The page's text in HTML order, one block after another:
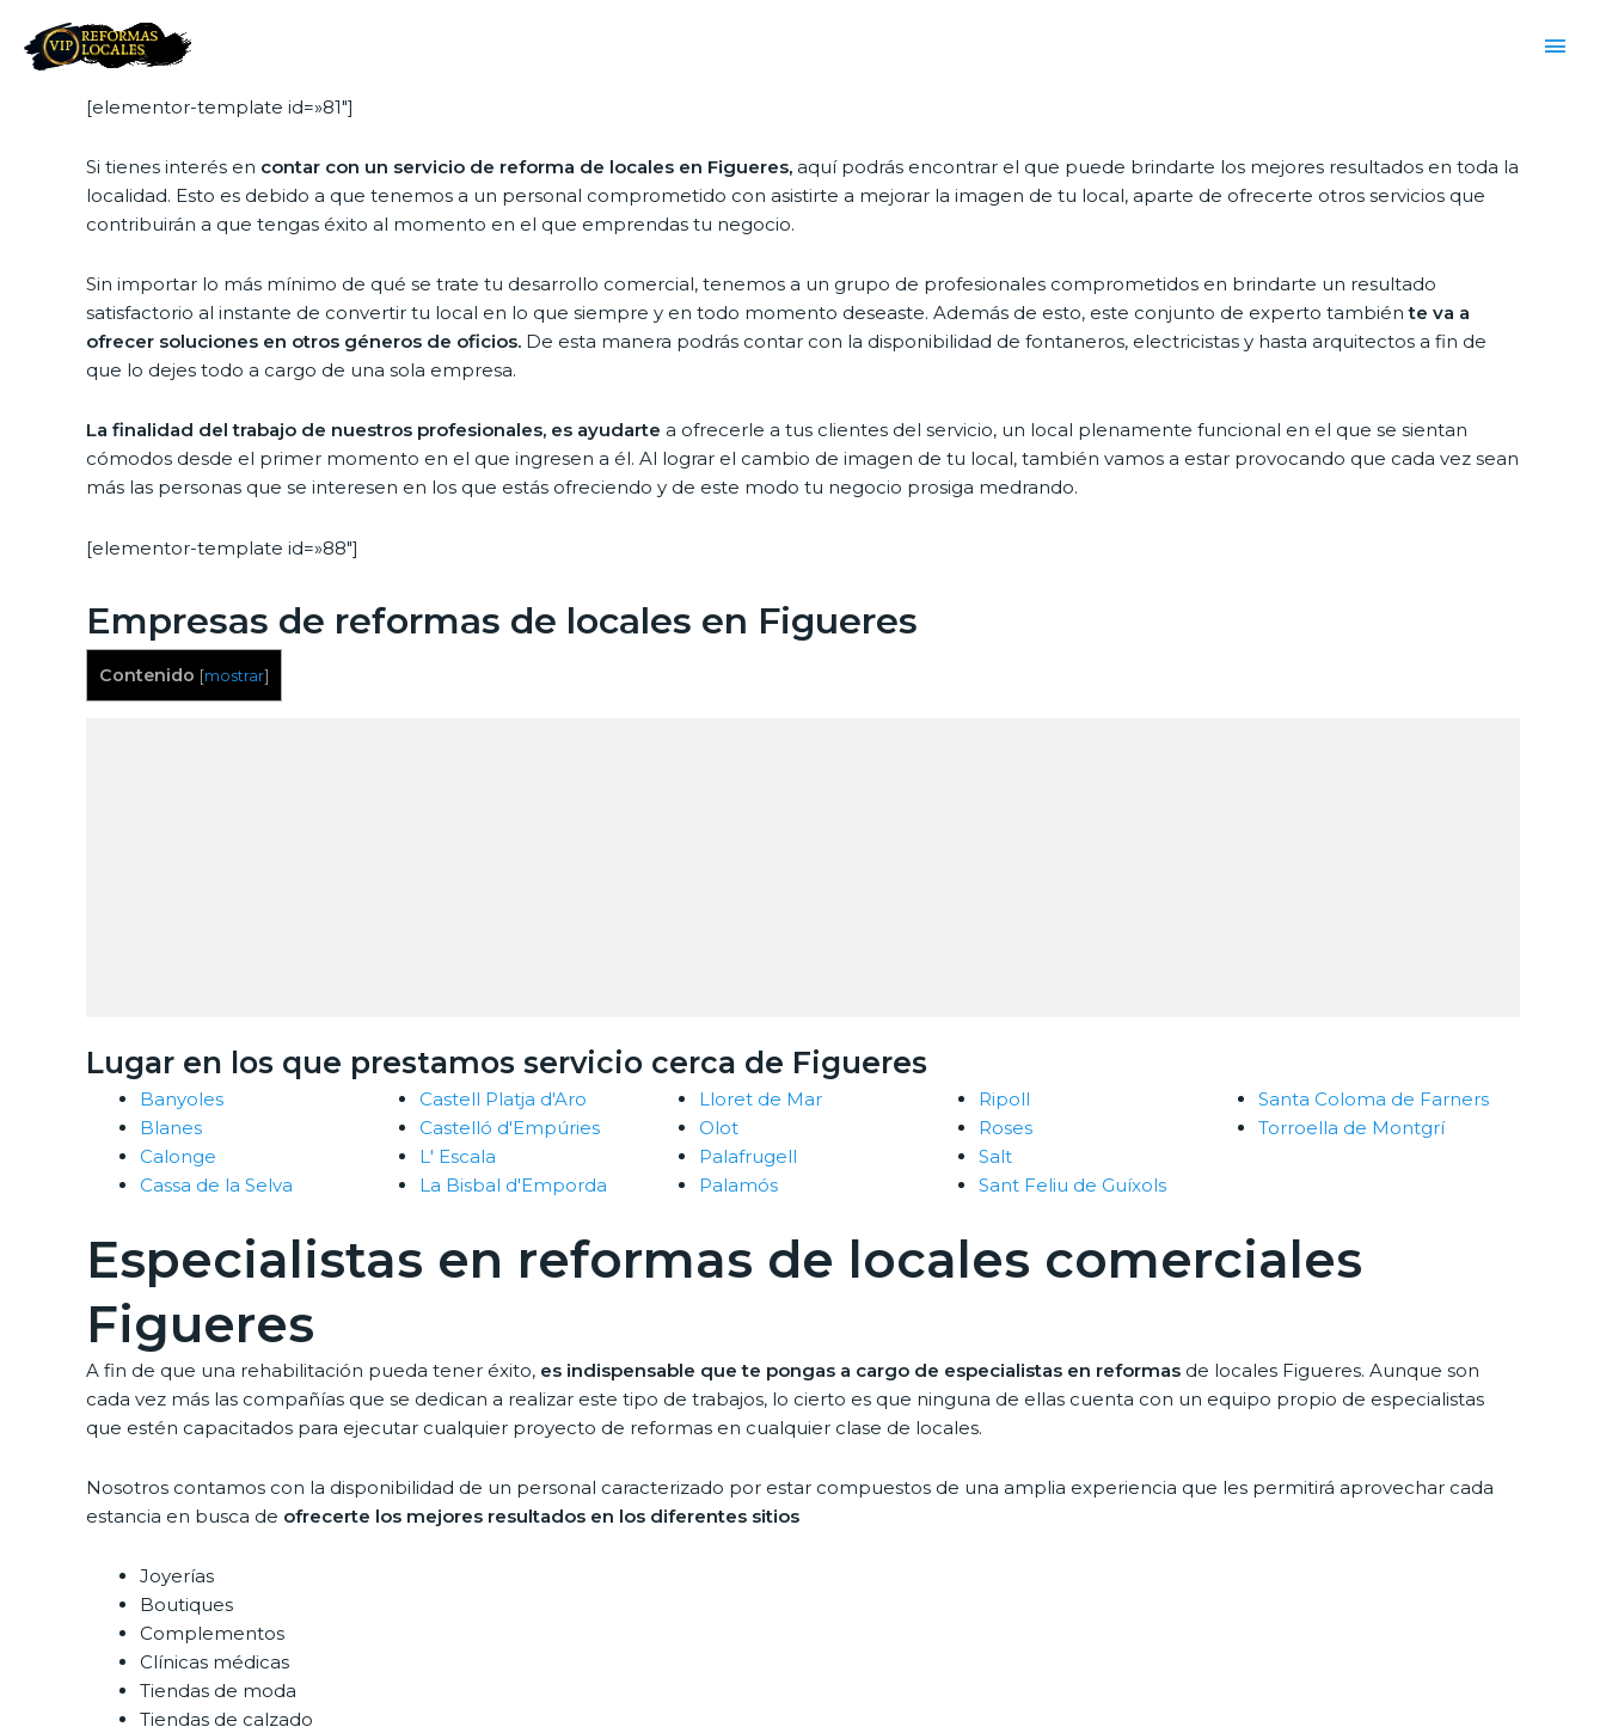
[elementor-template id=»81″]
Si tienes interés en contar con un servicio de reforma de locales en Figueres, aquí podrás encontrar el que puede brindarte los mejores resultados en toda la
localidad. Esto es debido a que tenemos a un personal comprometido con asistirte a mejorar la imagen de tu local, aparte de ofrecerte otros servicios que
contribuirán a que tengas éxito al momento en el que emprendas tu negocio.
Sin importar lo más mínimo de qué se trate tu desarrollo comercial, tenemos a un grupo de profesionales comprometidos en brindarte un resultado
satisfactorio al instante de convertir tu local en lo que siempre y en todo momento deseaste. Además de esto, este conjunto de experto tambiénte va a
ofrecer soluciones en otros géneros de oficios. De esta manera podrás contar con la disponibilidad de fontaneros, electricistas y hasta arquitectos a fin de
que lo dejes todo a cargo de una sola empresa.
La finalidad del trabajo de nuestros profesionales, es ayudarte a ofrecerle a tus clientes del servicio, un local plenamente funcional en el que se sientan
cómodos desde el primer momento en el que ingresen a él. Al lograr el cambio de imagen de tu local, también vamos a estar provocando que cada vez sean
más las personas que se interesen en los que estás ofreciendo y de este modo tu negocio prosiga medrando.
[elementor-template id=»88″]
Empresas de reformas de locales en Figueres
Contenido [mostrar]
Lugar en los que prestamos servicio cerca de Figueres
Banyoles
Blanes
Calonge
Cassa de la Selva
Castell Platja d'Aro
Castelló d'Empúries
L' Escala
La Bisbal d'Emporda
Lloret de Mar
Olot
Palafrugell
Palamós
Ripoll
Roses
Salt
Sant Feliu de Guíxols
Santa Coloma de Farners
Torroella de Montgrí
Especialistas en reformas de locales comerciales
Figueres
A fin de que una rehabilitación pueda tener éxito, es indispensable que te pongas a cargo de especialistas en reformas de locales Figueres. Aunque son
cada vez más las compañías que se dedican a realizar este tipo de trabajos, lo cierto es que ninguna de ellas cuenta con un equipo propio de especialistas
que estén capacitados para ejecutar cualquier proyecto de reformas en cualquier clase de locales.
Nosotros contamos con la disponibilidad de un personal caracterizado por estar compuestos de una amplia experiencia que les permitirá aprovechar cada
estancia en busca de ofrecerte los mejores resultados en los diferentes sitios
Joyerías
Boutiques
Complementos
Clínicas médicas
Tiendas de moda
Tiendas de calzado